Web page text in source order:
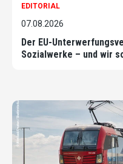
EDITORIAL
07.08.2026
Der EU-
Sozialwerke – und wir